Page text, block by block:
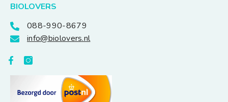
BIOLOVERS
088-990-8679
info@biolovers.nl